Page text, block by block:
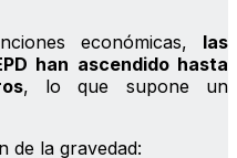
económicas, las
han ascendido hasta
, lo que supone un
de la gravedad: